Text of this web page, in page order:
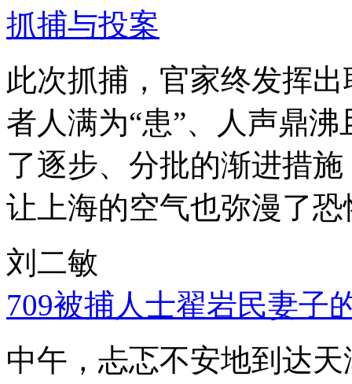
抓捕与投案
此次抓捕，官家终发挥
者人满为“患”、人声鼎
了逐步、分批的渐进措
让上海的空气也弥漫了
刘二敏
709被捕人士翟岩民妻子
中午，忐忑不安地到达